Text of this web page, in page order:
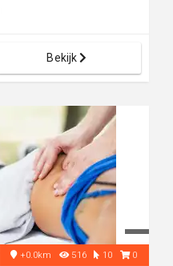
Bekijk
+0.0km 516 10 0